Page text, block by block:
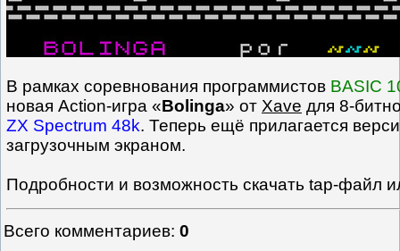
В рамках соревнования программистов BASIC
новая Action-игра «Bolinga» от Xave для 8-
ZX Spectrum 48k. Теперь ещё прилагается
загрузочным экраном.
Подробности и возможность скачать tap-файл
Всего комментариев: 0